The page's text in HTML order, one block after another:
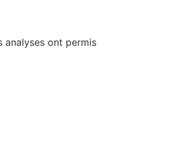
analyses ont permis